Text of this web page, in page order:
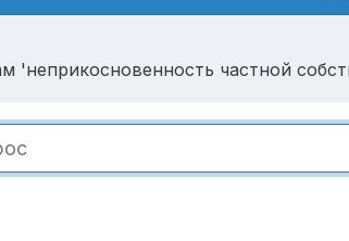
'неприкосновенность частной